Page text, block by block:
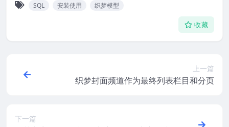
SQL 安装使用 织梦模型
收藏
上一篇
织梦封面频道作为最终列表栏目和分页
下一篇